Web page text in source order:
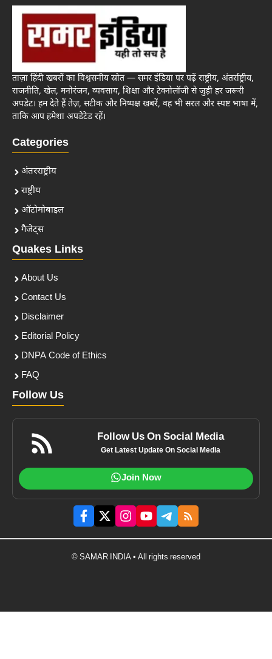
ताज़ा हिंदी खबरों का विश्वसनीय स्रोत — समर इंडिया पर पढ़ें राष्ट्रीय, अंतर्राष्ट्रीय,
राजनीति, खेल, मनोरंजन, व्यवसाय, शिक्षा और टेक्नोलॉजी से जुड़ी हर जरूरी
अपडेट। हम देते हैं तेज़, सटीक और निष्पक्ष खबरें, वह भी सरल और स्पष्ट भाषा में,
ताकि आप हमेशा अपडेटेड रहें।
Categories
अंतरराष्ट्रीय
राष्ट्रीय
ऑटोमोबाइल
गैजेट्स
Quakes Links
About Us
Contact Us
Disclaimer
Editorial Policy
DNPA Code of Ethics
FAQ
Follow Us
Follow Us On Social Media
Get Latest Update On Social Media
Join Now
© SAMAR INDIA • All rights reserved